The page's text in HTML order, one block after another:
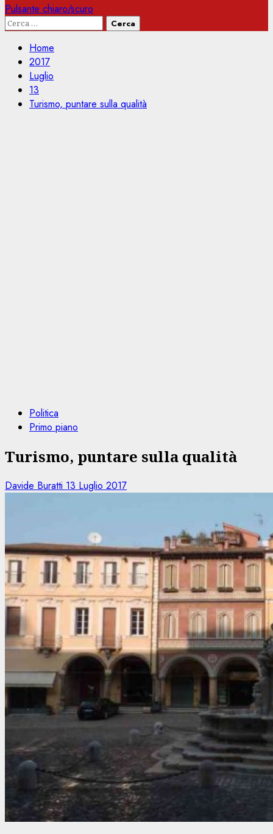
Pulsante chiaro/scuro
Ricerca
Home
2017
Luglio
13
Turismo, puntare sulla qualità
Politica
Primo piano
Turismo, puntare sulla qualità
Davide Buratti 13 Luglio 2017